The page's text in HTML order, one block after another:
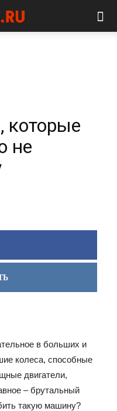
которые
не
в больших и
колеса, способные
двигатели,
– брутальный
такую машину?